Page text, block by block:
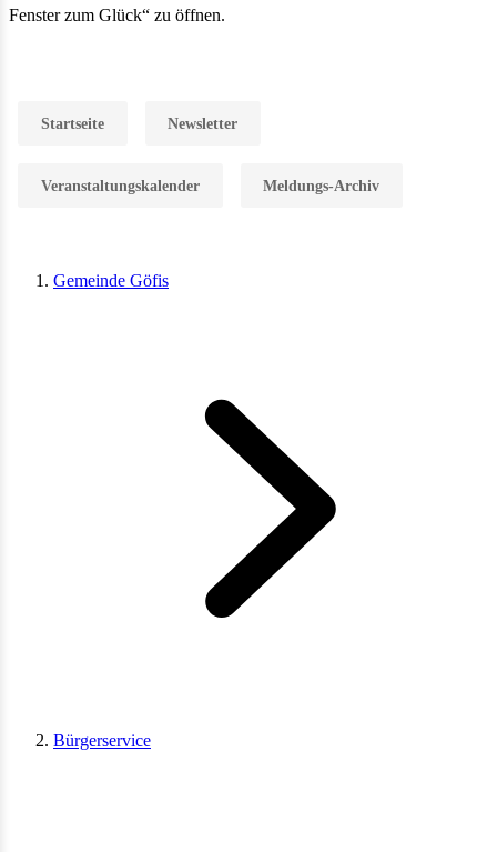
Fenster zum Glück“ zu öffnen.
Startseite Newsletter
Veranstaltungskalender Meldungs-Archiv
Gemeinde Göfis
Bürgerservice